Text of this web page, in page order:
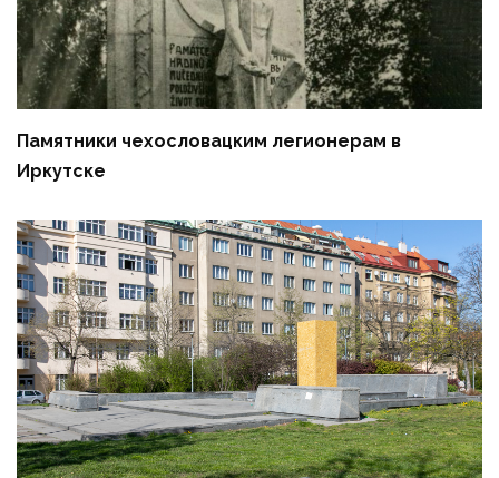
Памятники чехословацким легионерам в
Иркутске